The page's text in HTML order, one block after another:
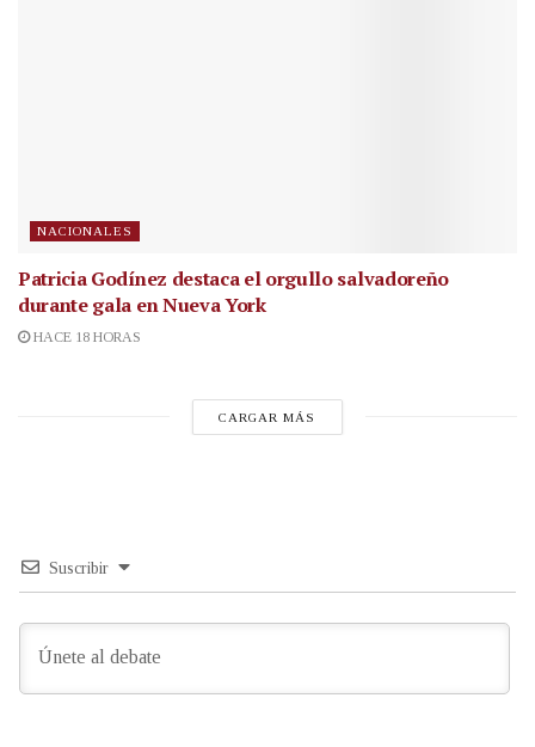
NACIONALES
Patricia Godínez destaca el orgullo salvadoreño
durante gala en Nueva York
HACE 18 HORAS
CARGAR MÁS
Suscribir